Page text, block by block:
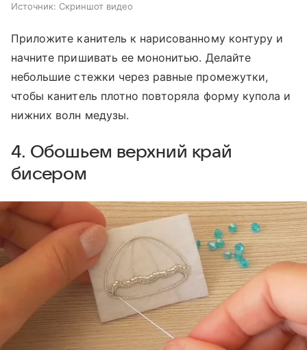
Источник: Скриншот видео
Приложите канитель к нарисованному контуру и
начните пришивать ее мононитью. Делайте
небольшие стежки через равные промежутки,
чтобы канитель плотно повторяла форму купола и
нижних волн медузы.
4. Обошьем верхний край
бисером